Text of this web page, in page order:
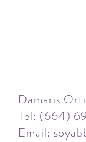
Damaris
Tel: (664)
Email: